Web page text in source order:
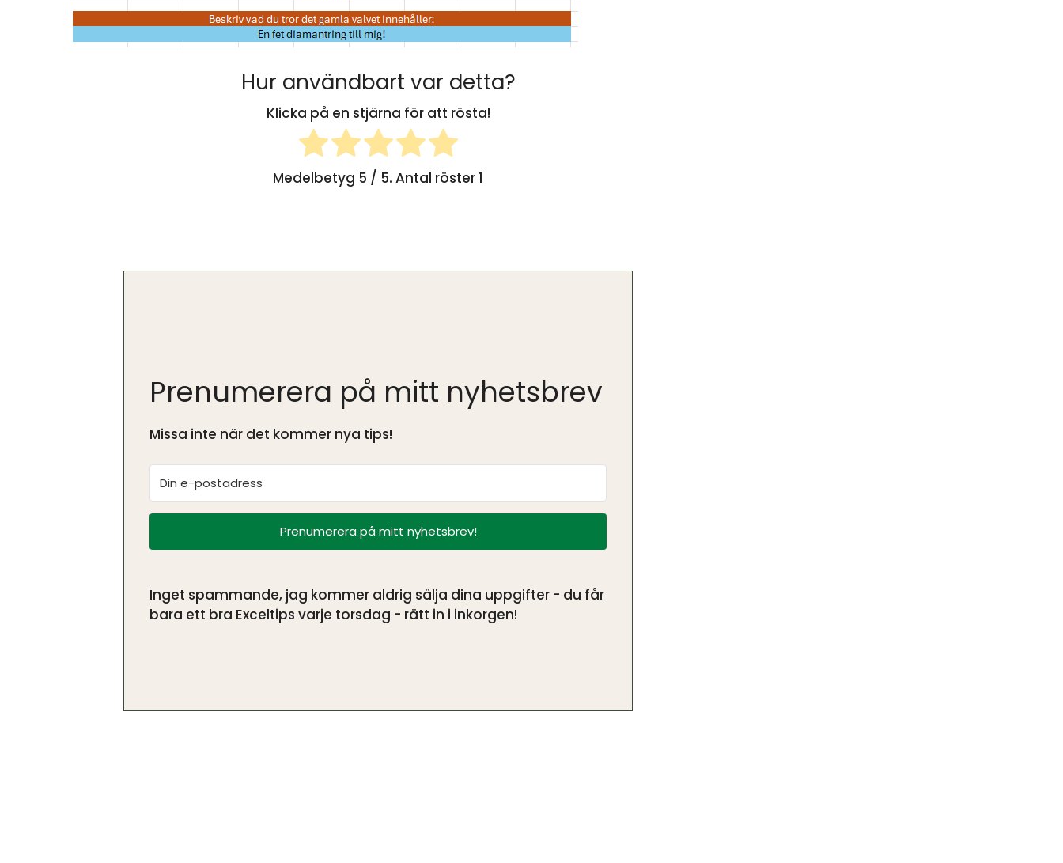
Hur användbart var detta?
Klicka på en stjärna för att rösta!
Medelbetyg 5 / 5. Antal röster1
Prenumerera på mitt nyhetsbrev
Missa inte när det kommer nya tips!
Prenumerera på mitt nyhetsbrev!
Inget spammande, jag kommer aldrig sälja dina uppgifter - du får
bara ett bra Exceltips varje torsdag - rätt in i inkorgen!